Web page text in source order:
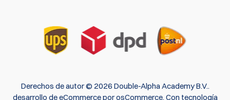
Derechos de autor © 2026 Double-Alpha Academy B.V..
desarrollo de eCommerceporosCommerce. Con tecnología